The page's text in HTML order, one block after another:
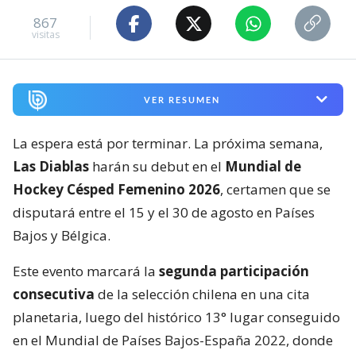
867
visitas
VER RESUMEN
La espera está por terminar. La próxima semana,
Las Diablas harán su debut en el Mundial de
Hockey Césped Femenino 2026, certamen que se
disputará entre el 15 y el 30 de agosto en Países
Bajos y Bélgica.
Este evento marcará la segunda participación
consecutiva de la selección chilena en una cita
planetaria, luego del histórico 13° lugar conseguido
en el Mundial de Países Bajos-España 2022, donde